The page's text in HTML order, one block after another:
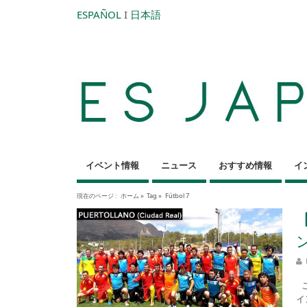
ESPAÑOL I 日本語
イベント情報 ニュース おすすめ情報 イ
現在のページ : ホーム » Tag » Fútbol 7